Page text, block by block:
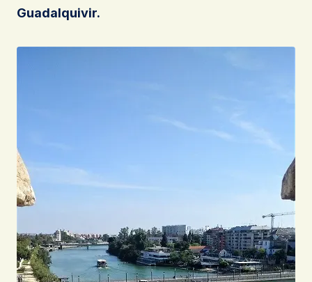
Guadalquivir.